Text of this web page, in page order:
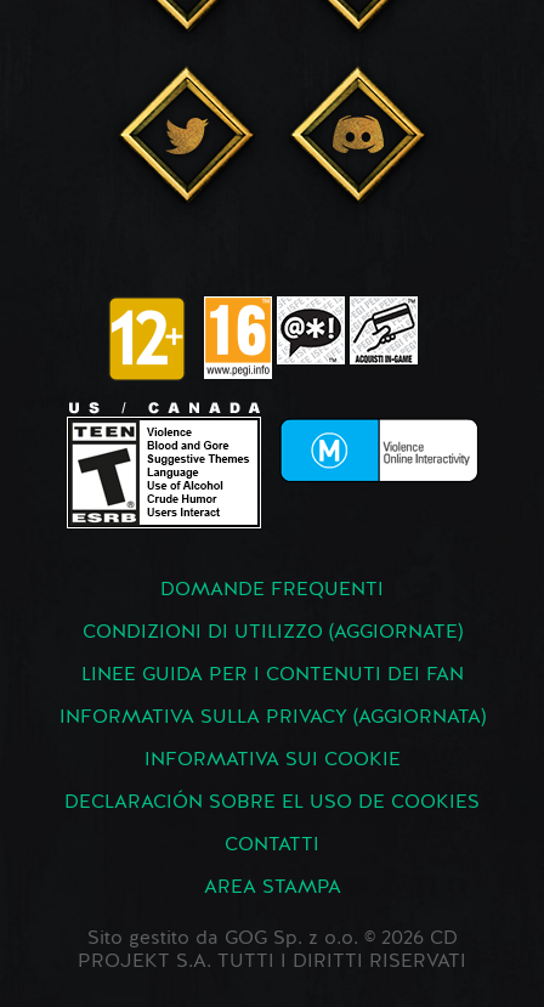
DOMANDE FREQUENTI
CONDIZIONI DI UTILIZZO (AGGIORNATE)
LINEE GUIDA PER I CONTENUTI DEI FAN
INFORMATIVA SULLA PRIVACY (AGGIORNATA)
INFORMATIVA SUI COOKIE
DECLARACIÓN SOBRE EL USO DE COOKIES
CONTATTI
AREA STAMPA
Sito gestito da GOG Sp. z o.o. © 2026 CD
PROJEKT S.A. TUTTI I DIRITTI RISERVATI